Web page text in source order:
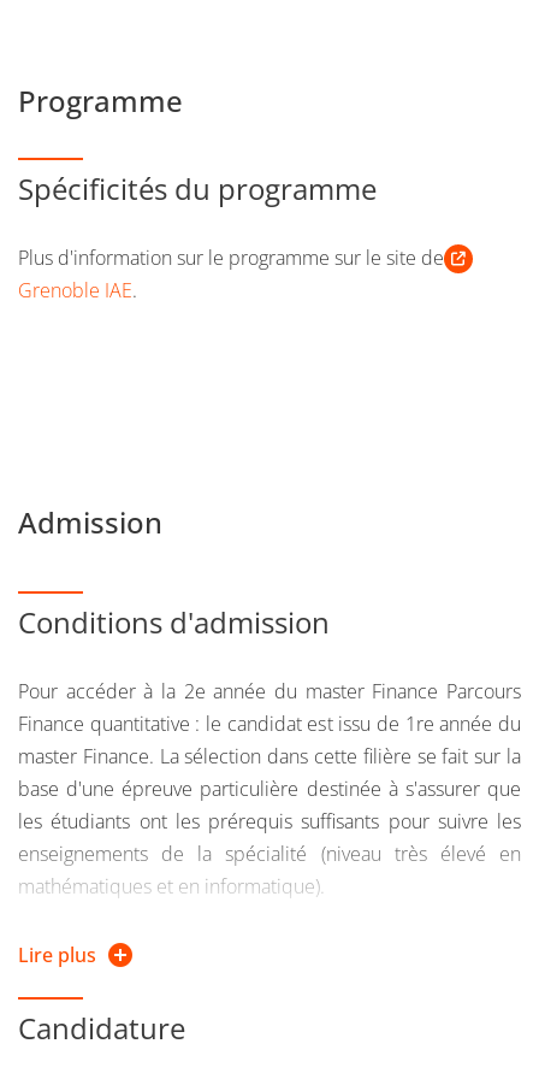
Programme
Spécificités du programme
Plus d'information sur le programme sur le site de
Grenoble IAE.
Admission
Conditions d'admission
Pour accéder à la 2e année du master Finance Parcours
Finance quantitative : le candidat est issu de 1re année du
master Finance. La sélection dans cette filière se fait sur la
base d'une épreuve particulière destinée à s'assurer que
les étudiants ont les prérequis suffisants pour suivre les
enseignements de la spécialité (niveau très élevé en
mathématiques et en informatique).
Dans le cadre d'un recrutement externe : le candidat doit
justifier d'une formation scientifique et avoir au moins
acquis le niveau master 1re année en mathématiques
et/ou en informatique ou avoir validé une 2e année d'école
Lire plus
Candidature